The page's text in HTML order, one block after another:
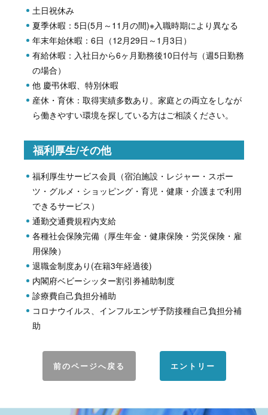
土日祝休み
夏季休暇：5日(5月～11月の間)※入職時期により異なる
年末年始休暇：6日（12月29日～1月3日）
有給休暇：入社日から6ヶ月勤務後10日付与（週5日勤務
の場合）
他 慶弔休暇、特別休暇
産休・育休：取得実績多数あり。家庭との両立をしなが
ら働きやすい環境を探している方はご相談ください。
福利厚生/その他
福利厚生サービス会員（宿泊施設・レジャー・スポー
ツ・グルメ・ショッピング・育児・健康・介護まで利用
できるサービス）
通勤交通費規程内支給
各種社会保険完備（厚生年金・健康保険・労災保険・雇
用保険）
退職金制度あり(在籍3年経過後)
内閣府ベビーシッター割引券補助制度
診療費自己負担分補助
コロナウイルス、インフルエンザ予防接種自己負担分補
助
前のページへ戻る エントリー